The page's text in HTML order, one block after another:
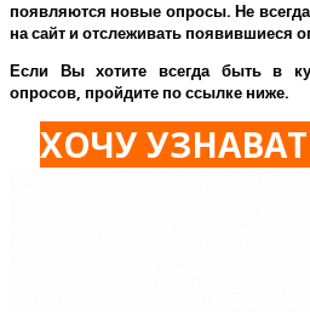
появляются новые опросы. Не
на сайт и отслеживать появившиеся
Если Вы хотите всегда быть в
опросов, пройдите по ссылке ниже.
ХОЧУ